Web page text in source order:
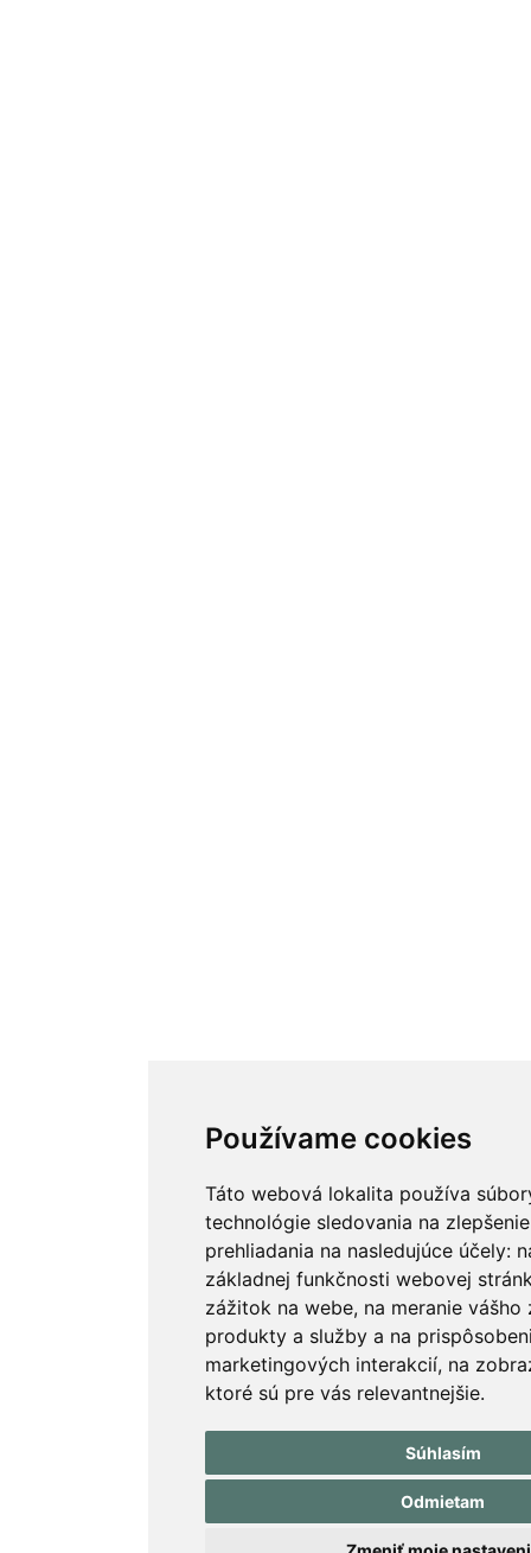
Používame cookies
Táto webová lokalita používa
technológie sledovania na
prehliadania na nasledujúce účely:
základnej funkčnosti webovej
zážitok na webe, na meranie vášho
produkty a služby a na
marketingových interakcií, na
ktoré sú pre vás relevantnejšie.
Súhlasím
Odmietam